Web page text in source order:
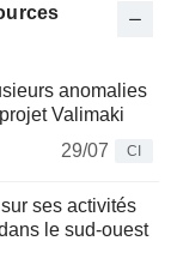
anomalies
Valimaki
29/07
CI
ses activités
le sud-ouest